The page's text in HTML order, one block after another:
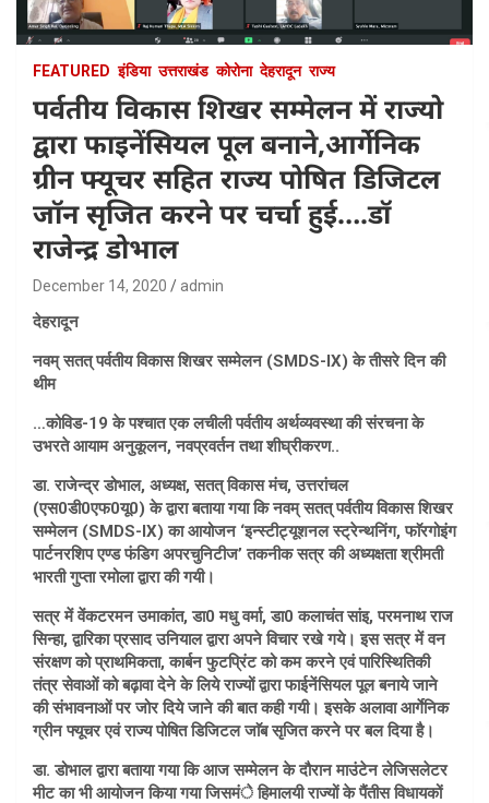
FEATURED इंडिया उत्तराखंड कोरोना देहरादून राज्य
पर्वतीय विकास शिखर सम्मेलन में राज्यो
द्वारा फाइनेंसियल पूल बनाने,आर्गेनिक
ग्रीन फ्यूचर सहित राज्य पोषित डिजिटल
जॉन सृजित करने पर चर्चा हुई….डॉ
राजेन्द्र डोभाल
December 14, 2020 admin
देहरादून
नवम् सतत् पर्वतीय विकास शिखर सम्मेलन (SMDS-IX) के तीसरे दिन की
थीम
…कोविड-19 के पश्चात एक लचीली पर्वतीय अर्थव्यवस्था की संरचना के
उभरते आयाम अनुकूलन, नवप्रवर्तन तथा शीघ्रीकरण..
डा. राजेन्द्र डोभाल, अध्यक्ष, सतत् विकास मंच, उत्तरांचल
(एस0डी0एफ0यू0) के द्वारा बताया गया कि नवम् सतत् पर्वतीय विकास शिखर
सम्मेलन (SMDS-IX) का आयोजन ‘इन्स्टीट्यूशनल स्ट्रेन्थनिंग, फाॅरगोइंग
पार्टनरशिप एण्ड फंडिग अपरचुनिटीज’ तकनीक सत्र की अध्यक्षता श्रीमती
भारती गुप्ता रमोला द्वारा की गयी।
सत्र में वेंकटरमन उमाकांत, डा0 मधु वर्मा, डा0 कलाचंत सांइ, परमनाथ राज
सिन्हा, द्वारिका प्रसाद उनियाल द्वारा अपने विचार रखे गये। इस सत्र में वन
संरक्षण को प्राथमिकता, कार्बन फुटप्रिंट को कम करने एवं पारिस्थितिकी
तंत्र सेवाओं को बढ़ावा देने के लिये राज्यों द्वारा फाईनेंसियल पूल बनाये जाने
की संभावनाओं पर जोर दिये जाने की बात कही गयी। इसके अलावा आर्गेनिक
ग्रीन फ्यूचर एवं राज्य पोषित डिजिटल जाॅब सृजित करने पर बल दिया है।
डा. डोभाल द्वारा बताया गया कि आज सम्मेलन के दौरान माउंटेन लेजिसलेटर
मीट का भी आयोजन किया गया जिसमंे हिमालयी राज्यों के पैंतीस विधायकों